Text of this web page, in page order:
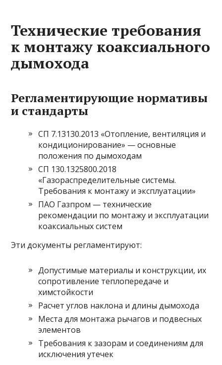
Технические требования
к монтажу коаксиального
дымохода
Регламентирующие нормативы
и стандарты
СП 7.13130.2013 «Отопление, вентиляция и
кондиционирование» — основные
положения по дымоходам
СП 130.1325800.2018
«Газораспределительные системы.
Требования к монтажу и эксплуатации»
ПАО Газпром — технические
рекомендации по монтажу и эксплуатации
коаксиальных систем
Эти документы регламентируют:
Допустимые материалы и конструкции, их
сопротивление теплопередаче и
химстойкости
Расчет углов наклона и длины дымохода
Места для монтажа рычагов и подвесных
элементов
Требования к зазорам и соединениям для
исключения утечек